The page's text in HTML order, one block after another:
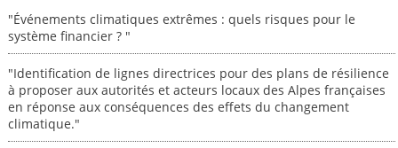
"Événements climatiques extrêmes : quels risques pour le
système financier ? "
"Identification de lignes directrices pour des plans de résilience
à proposer aux autorités et acteurs locaux des Alpes françaises
en réponse aux conséquences des effets du changement
climatique."